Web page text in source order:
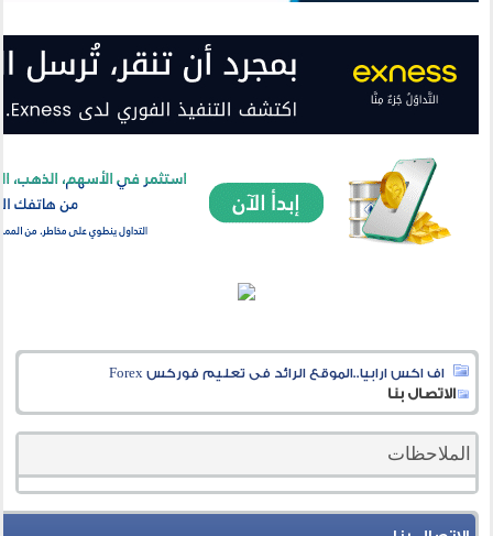
اف اكس ارابيا..الموقع الرائد فى تعليم فوركس Forex
الاتصال بنا
الملاحظات